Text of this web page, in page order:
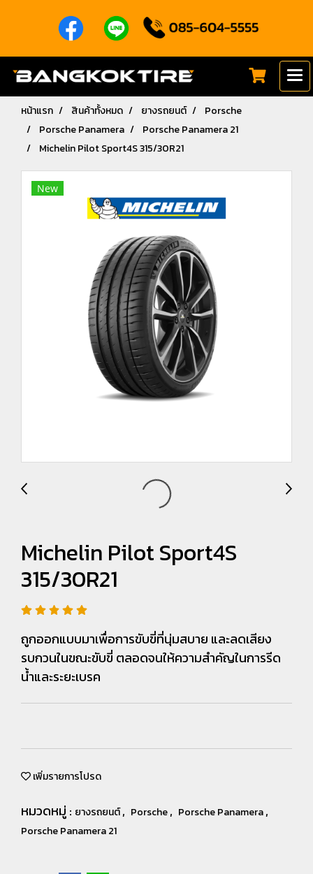
หน้าแรก สินค้าทั้งหมด ยางรถยนต์
Porsche
Porsche Panamera
Porsche Panamera 21
Michelin Pilot Sport4S 315/30R21
New
Michelin Pilot Sport4S
315/30R21
ถูกออกแบบมาเพื่อการขับขี่ที่นุ่มสบาย และลดเสียง
รบกวนในขณะขับขี่ ตลอดจนให้ความสำคัญในการรีด
น้ำและระยะเบรค
เพิ่มรายการโปรด
หมวดหมู่ : ยางรถยนต์, Porsche, Porsche Panamera,
Porsche Panamera 21